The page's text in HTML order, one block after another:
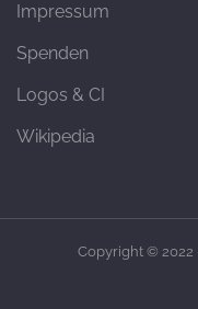
Impressum
Spenden
Logos & CI
Wikipedia
Copyright © 2022